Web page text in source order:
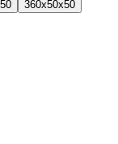
360x50x50